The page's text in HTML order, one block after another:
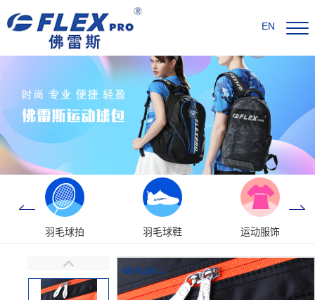
EN
羽毛球拍 羽毛球鞋 运动服饰